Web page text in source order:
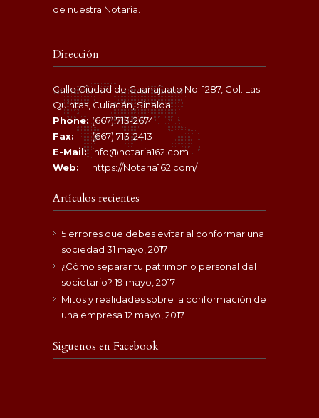
de nuestra Notaría.
Dirección
Calle Ciudad de Guanajuato No. 1287, Col. Las
Quintas, Culiacán, Sinaloa
Phone: (667) 713-2674
Fax:
(667) 713-2413
E-Mail: info@notaria162.com
Web:
https://Notaria162.com/
Artículos recientes
5 errores que debes evitar al conformar una
sociedad 31 mayo, 2017
¿Cómo separar tu patrimonio personal del
societario? 19 mayo, 2017
Mitos y realidades sobre la conformación de
una empresa 12 mayo, 2017
Siguenos en Facebook